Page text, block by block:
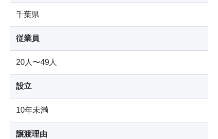
千葉県
従業員
20人〜49人
設立
10年未満
譲渡理由